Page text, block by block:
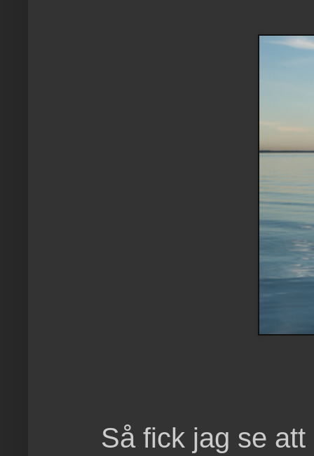
Så fick jag se